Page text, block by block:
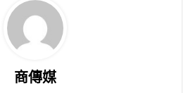
商傳媒